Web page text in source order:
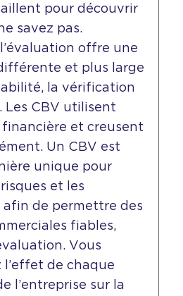
pour découvrir
savez pas.
offre une
et plus large
la vérification
Les CBV utilisent
financière et creusent
Un CBV est
unique pour
et les
de permettre des
fiables,
Vous
de chaque
l’entreprise sur la